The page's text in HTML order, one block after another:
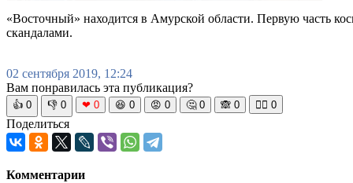
«Восточный» находится в Амурской области. Первую часть
скандалами.
02 сентября 2019, 12:24
Вам понравилась эта публикация?
👍 0 👎 0 ❤ 0 😆 0 😡 0 🤔 0 🙈 0 🧘‍♀️ 0
Поделиться
Комментарии